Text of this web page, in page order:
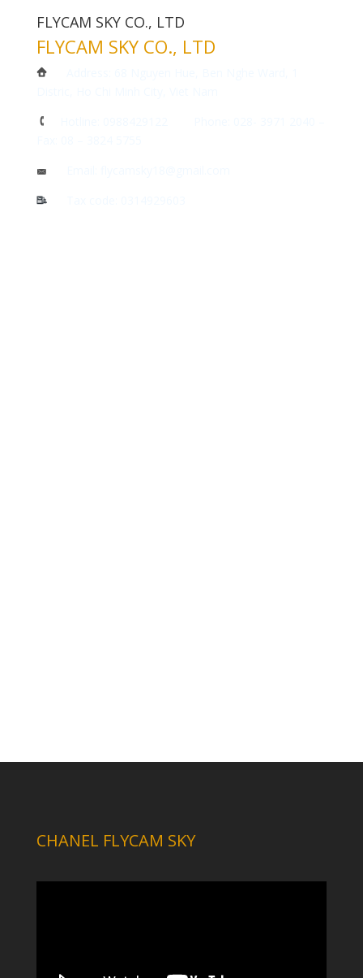
FLYCAM SKY CO., LTD
FLYCAM SKY CO., LTD
Address: 68 Nguyen Hue, Ben Nghe Ward, 1
Tax code: 0314929603
CHANEL FLYCAM SKY